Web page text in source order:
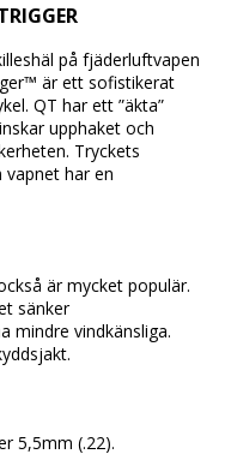
på fjäderluftvapen
är ett sofistikerat
QT har ett ”äkta”
upphaket och
Tryckets
har en
är mycket populär.
sänker
mindre vindkänsliga.
5,5mm (.22).